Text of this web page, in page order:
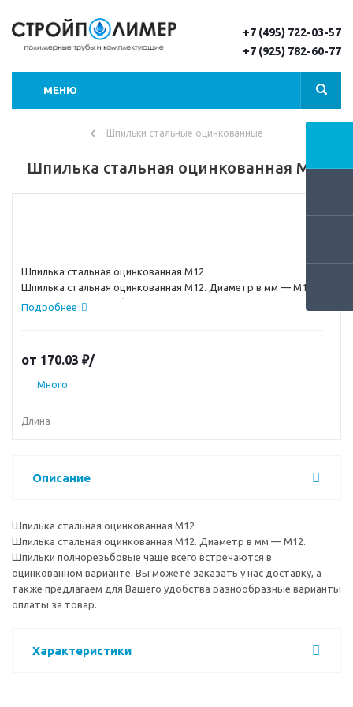
+7 (495) 722-03-57
+7 (925) 782-60-77
МЕНЮ
Шпильки стальные оцинкованные
Шпилька стальная оцинкованная М12
Шпилька стальная оцинкованная М12
Шпилька стальная оцинкованная М12. Диаметр в мм — М12.
Шпильки полнорезьбовые чаще всего встречаются в
Подробнее
от 170.03 ₽/
Много
Длина
Описание
Шпилька стальная оцинкованная М12
Шпилька стальная оцинкованная М12. Диаметр в мм — М12.
Шпильки полнорезьбовые чаще всего встречаются в
оцинкованном варианте. Вы можете заказать у нас доставку, а
также предлагаем для Вашего удобства разнообразные варианты
оплаты за товар.
Характеристики